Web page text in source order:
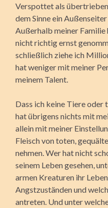
Verspottet als
dem Sinne ein
Außerhalb meiner Familie
nicht richtig ernst
schließlich ziehe ich
hat weniger mit meiner
meinem Talent.
Dass ich keine Tiere oder
hat übrigens nichts mit
allein mit meiner
Fleisch von toten,
nehmen. Wer hat nicht
seinem Leben gesehen,
armen Kreaturen ihr
Angstzuständen und
antreten. Und unter